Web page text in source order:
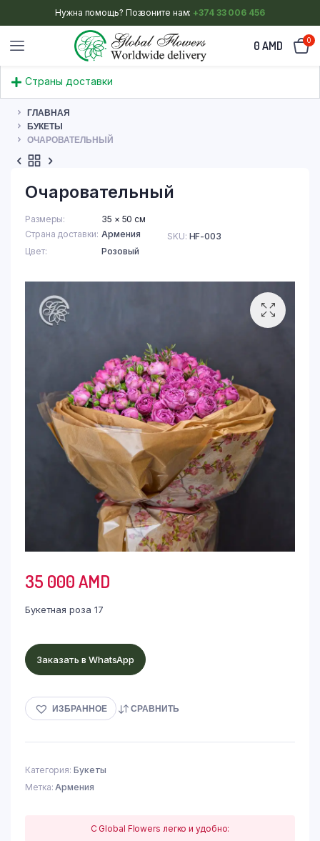
Нужна помощь? Позвоните нам: +374 33 006 456
0 AMD 0
Страны доставки
ГЛАВНАЯ
БУКЕТЫ
ОЧАРОВАТЕЛЬНЫЙ
Очаровательный
Размеры
35 × 50 см
Страна доставки Армения
Цвет
Розовый
SKU: HF-003
35 000AMD
Букетная роза 17
Заказать в WhatsApp
ИЗБРАННОЕ СРАВНИТЬ
Категория: Букеты
Метка:Армения
С Global Flowers легко и удобно: